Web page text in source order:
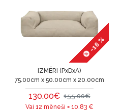
-16 %
IZMĒRI (PxDxA)
75.00cm x 50.00cm x 20.00cm
130.00€ 155.00€
Vai 12 mēneši = 10.83€